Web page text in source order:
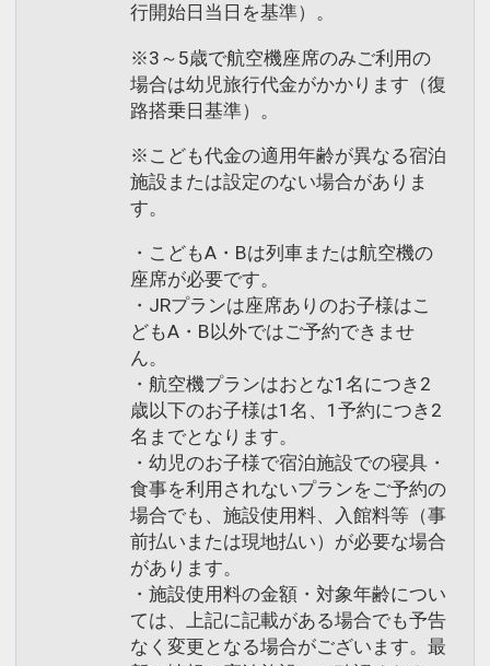
行開始日当日を基準）。
※3～5歳で航空機座席のみご利用の
場合は幼児旅行代金がかかります（復
路搭乗日基準）。
※こども代金の適用年齢が異なる宿泊
施設または設定のない場合がありま
す。
・こどもA・Bは列車または航空機の
座席が必要です。
・JRプランは座席ありのお子様はこ
どもA・B以外ではご予約できませ
ん。
・航空機プランはおとな1名につき2
歳以下のお子様は1名、1予約につき2
名までとなります。
・幼児のお子様で宿泊施設での寝具・
食事を利用されないプランをご予約の
場合でも、施設使用料、入館料等（事
前払いまたは現地払い）が必要な場合
があります。
・施設使用料の金額・対象年齢につい
ては、上記に記載がある場合でも予告
なく変更となる場合がございます。最